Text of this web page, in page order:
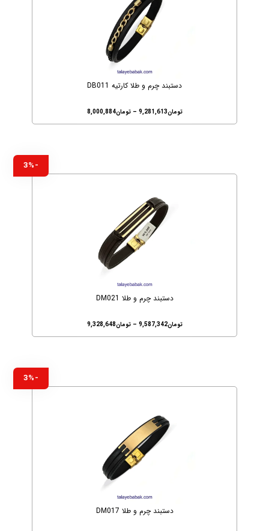
دستبند چرم و طلا کارتیه DB011
تومان9,281,613
– تومان8,000,884
-3%
دستبند چرم و طلا DM021
تومان9,587,342
– تومان9,328,648
-3%
دستبند چرم و طلا DM017